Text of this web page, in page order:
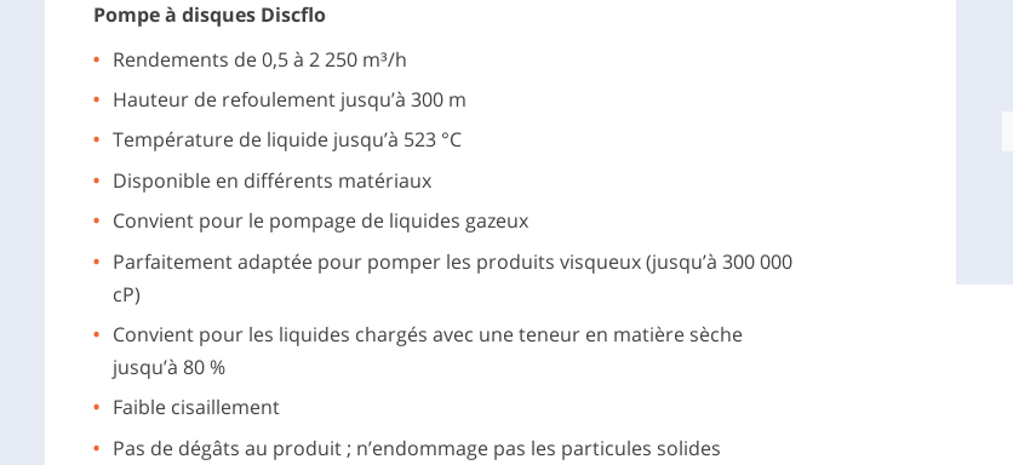
Pompe à disques Discflo
Rendements de 0,5 à 2 250 m³/h
Hauteur de refoulement jusqu’à 300 m
Température de liquide jusqu’à 523 °C
Disponible en différents matériaux
Convient pour le pompage de liquides gazeux
Parfaitement adaptée pour pomper les produits visqueux (jusqu’à 300 000
cP)
Convient pour les liquides chargés avec une teneur en matière sèche
jusqu’à 80 %
Faible cisaillement
Pas de dégâts au produit ; n’endommage pas les particules solides